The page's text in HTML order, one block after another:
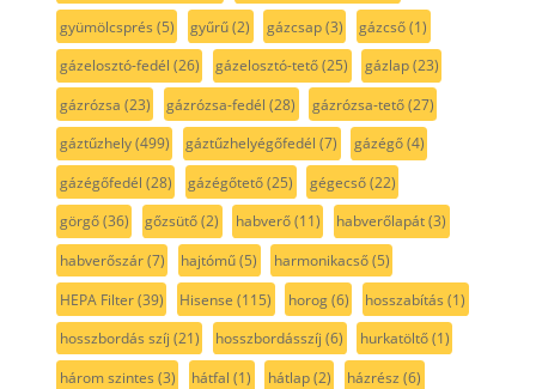
gyümölcsprés (5) gyűrű(2) gázcsap(3) gázcső(1)
gázelosztó-fedél (26) gázelosztó-tető(25) gázlap(23)
gázrózsa (23) gázrózsa-fedél (28) gázrózsa-tető(27)
gáztűzhely(499) gáztűzhelyégőfedél (7) gázégő(4)
gázégőfedél (28) gázégőtető(25) gégecső(22)
görgő(36) gőzsütő(2) habverő(11) habverőlapát(3)
habverőszár(7) hajtómű(5) harmonikacső(5)
HEPA Filter(39) Hisense (115) horog(6) hosszabítás (1)
hosszbordás szíj (21) hosszbordásszíj (6) hurkatöltő(1)
három szintes (3) hátfal (1) hátlap(2) házrész (6)